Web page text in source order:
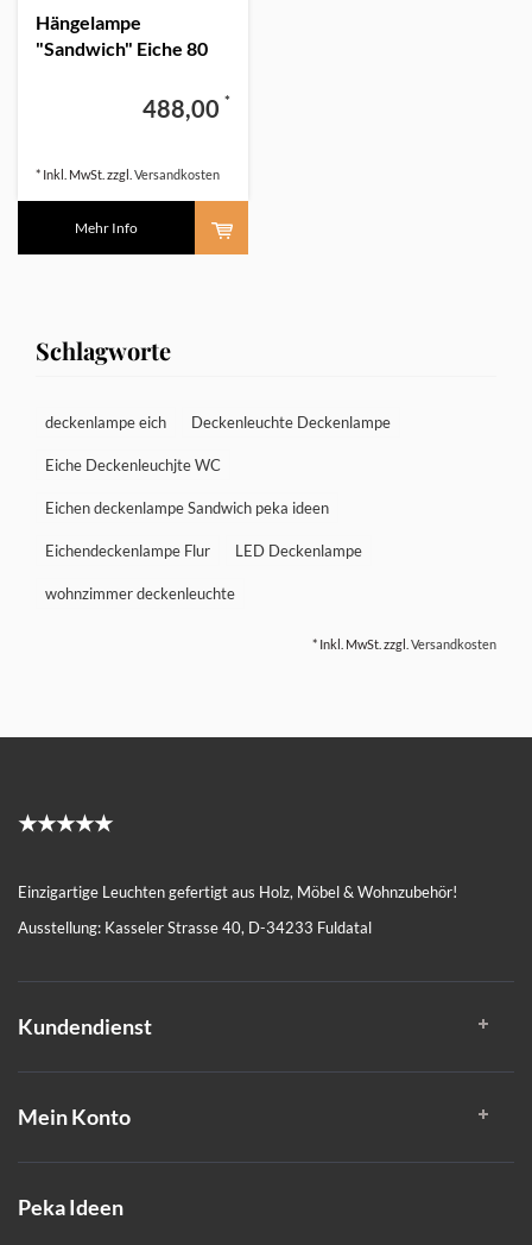
Hängelampe
"Sandwich" Eiche 80
488,00 *
* Inkl. MwSt. zzgl. Versandkosten
Mehr Info
Schlagworte
deckenlampe eich Deckenleuchte Deckenlampe
Eiche Deckenleuchjte WC
Eichen deckenlampe Sandwich peka ideen
Eichendeckenlampe Flur LED Deckenlampe
wohnzimmer deckenleuchte
* Inkl. MwSt. zzgl. Versandkosten
★★★★★
Einzigartige Leuchten gefertigt aus Holz, Möbel & Wohnzubehör!
Ausstellung: Kasseler Strasse 40, D-34233 Fuldatal
Kundendienst
Mein Konto
Peka Ideen